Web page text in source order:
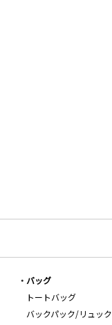
バッグ
トートバッグ
バックパック/リュック